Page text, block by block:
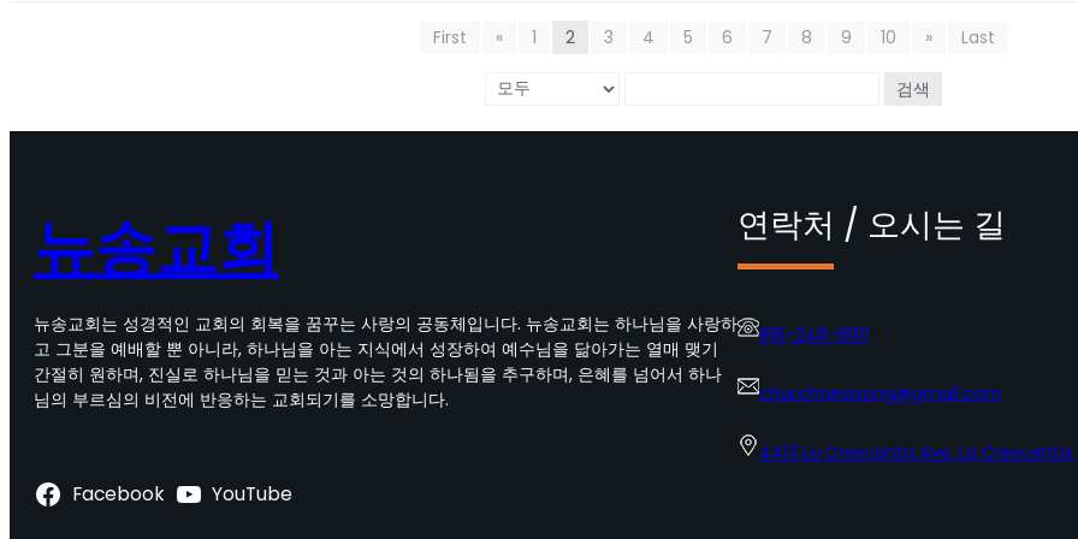
First « 1 2 3 4 5 6 7 8 9 10 » Last
검색
뉴송교회
뉴송교회는 성경적인 교회의 회복을 꿈꾸는 사랑의 공동체입니다. 뉴송교회는 하나님을 사랑하
고 그분을 예배할 뿐 아니라, 하나님을 아는 지식에서 성장하여 예수님을 닮아가는 열매 맺기
간절히 원하며, 진실로 하나님을 믿는 것과 아는 것의 하나됨을 추구하며, 은혜를 넘어서 하나
님의 부르심의 비전에 반응하는 교회되기를 소망합니다.
Facebook YouTube
연락처 / 오시는 길
818-248-9191
churchnewsong@gmail.com
4413 La Crescenta Ave. La Crescenta,